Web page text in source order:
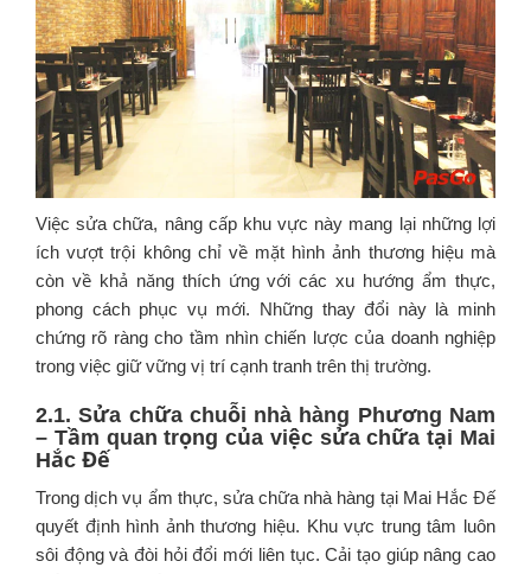
Việc sửa chữa, nâng cấp khu vực này mang lại những lợi
ích vượt trội không chỉ về mặt hình ảnh thương hiệu mà
còn về khả năng thích ứng với các xu hướng ẩm thực,
phong cách phục vụ mới. Những thay đổi này là minh
chứng rõ ràng cho tầm nhìn chiến lược của doanh nghiệp
trong việc giữ vững vị trí cạnh tranh trên thị trường.
2.1. Sửa chữa chuỗi nhà hàng Phương Nam
– Tầm quan trọng của việc sửa chữa tại Mai
Hắc Đế
Trong dịch vụ ẩm thực, sửa chữa nhà hàng tại Mai Hắc Đế
quyết định hình ảnh thương hiệu. Khu vực trung tâm luôn
sôi động và đòi hỏi đổi mới liên tục. Cải tạo giúp nâng cao